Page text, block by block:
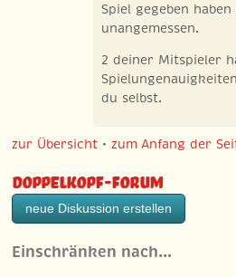
Spiel gegeben
unangemessen.
2 deiner Mitspieler
du selbst.
zur Übersicht •zum Anfang der
Doppelkopf-Forum
neue Diskussion erstellen
Einschränken nach…